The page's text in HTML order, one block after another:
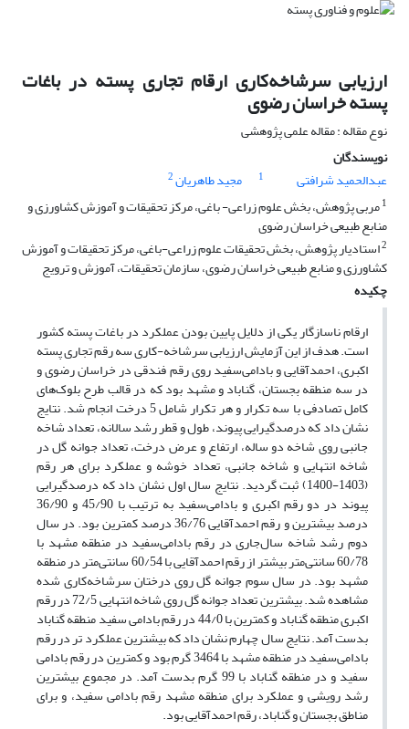
ارزیابی سرشاخه‌کاری ارقام تجاری پسته در باغات
پسته خراسان رضوی
نوع مقاله : مقاله علمی پژوهشی
نویسندگان
عبدالحمید شرافتی
1 مجید طاهریان2
1مربی پژوهش، بخش علوم زراعی- باغی، مرکز تحقیقات و آموزش کشاورزی و
منابع طبیعی خراسان رضوی
2استادیار پژوهش، بخش تحقیقات علوم زراعی-باغی، مرکز تحقیقات و آموزش
کشاورزی و منابع طبیعی خراسان رضوی، سازمان تحقیقات، آموزش و ترویج
چکیده
ارقام ناسازگار یکی از دلایل پایین بودن عملکرد در باغات پسته کشور
است. هدف از این آزمایش ارزیابی سرشاخه-کاری سه رقم تجاری پسته
اکبری، احمدآقایی و بادامی‌سفید روی رقم فندقی در خراسان رضوی و
در سه منطقه بجستان، گناباد و مشهد بود که در قالب طرح بلوک‌های
کامل تصادفی با سه تکرار و هر تکرار شامل 5 درخت انجام شد. نتایج
نشان داد که درصدگیرایی پیوند، طول و قطر رشد سالانه، تعداد شاخه
جانبی روی شاخه دو ساله، ارتفاع و عرض درخت، تعداد جوانه گل در
شاخه انتهایی و شاخه جانبی، تعداد خوشه و عملکرد برای هر رقم
(1403-1400) ثبت گردید. نتایج سال اول نشان داد که درصدگیرایی
پیوند در دو رقم اکبری و بادامی‌سفید به ترتیب با 45/90 و 36/90
درصد بیشترین و رقم احمدآقایی 36/76 درصد کمترین بود. در سال
دوم رشد شاخه سال‌جاری در رقم بادامی‌سفید در منطقه مشهد با
60/78 سانتی‌متر بیشتر از رقم احمدآقایی با 60/54 سانتی‌متر در منطقه
مشهد بود. در سال سوم جوانه گل روی درختان سرشاخه‌کاری شده
مشاهده شد. بیشترین تعداد جوانه گل روی شاخه انتهایی 72/5 در رقم
اکبری منطقه گناباد و کمترین با 44/0 در رقم بادامی سفید منطقه گناباد
بدست آمد. نتایج سال چهارم نشان داد که بیشترین عملکرد تر در رقم
بادامی‌سفید در منطقه مشهد با 3464 گرم بود و کمترین در رقم بادامی
سفید و در منطقه گناباد با 99 گرم بدست آمد. در مجموع بیشترین
رشد رویشی و عملکرد برای منطقه مشهد رقم بادامی سفید، و برای
مناطق بجستان و گناباد، رقم احمدآقایی بود.